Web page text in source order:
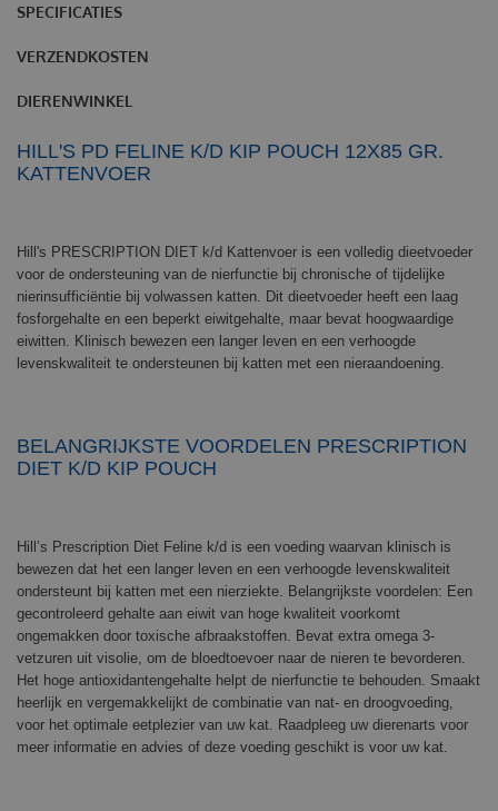
SPECIFICATIES
VERZENDKOSTEN
DIERENWINKEL
HILL'S PD FELINE K/D KIP POUCH 12X85 GR.
KATTENVOER
Hill's PRESCRIPTION DIET k/d Kattenvoer is een volledig dieetvoeder
voor de ondersteuning van de nierfunctie bij chronische of tijdelijke
nierinsufficiëntie bij volwassen katten. Dit dieetvoeder heeft een laag
fosforgehalte en een beperkt eiwitgehalte, maar bevat hoogwaardige
eiwitten. Klinisch bewezen een langer leven en een verhoogde
levenskwaliteit te ondersteunen bij katten met een nieraandoening.
BELANGRIJKSTE VOORDELEN PRESCRIPTION
DIET K/D KIP POUCH
Hill’s Prescription Diet Feline k/d is een voeding waarvan klinisch is
bewezen dat het een langer leven en een verhoogde levenskwaliteit
ondersteunt bij katten met een nierziekte. Belangrijkste voordelen: Een
gecontroleerd gehalte aan eiwit van hoge kwaliteit voorkomt
ongemakken door toxische afbraakstoffen. Bevat extra omega 3-
vetzuren uit visolie, om de bloedtoevoer naar de nieren te bevorderen.
Het hoge antioxidantengehalte helpt de nierfunctie te behouden. Smaakt
heerlijk en vergemakkelijkt de combinatie van nat- en droogvoeding,
voor het optimale eetplezier van uw kat. Raadpleeg uw dierenarts voor
meer informatie en advies of deze voeding geschikt is voor uw kat.